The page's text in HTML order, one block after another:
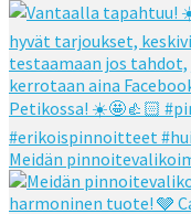
Meidän